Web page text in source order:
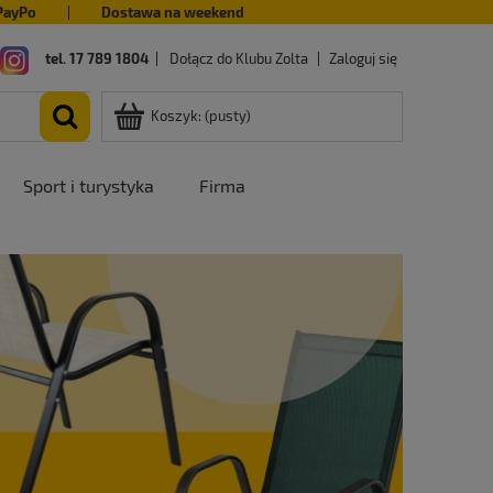
Dostawa na weekend
tel. 17 789 1804 Dołącz do Klubu Zolta Zaloguj się
Koszyk: (pusty)
Sport i turystyka Firma